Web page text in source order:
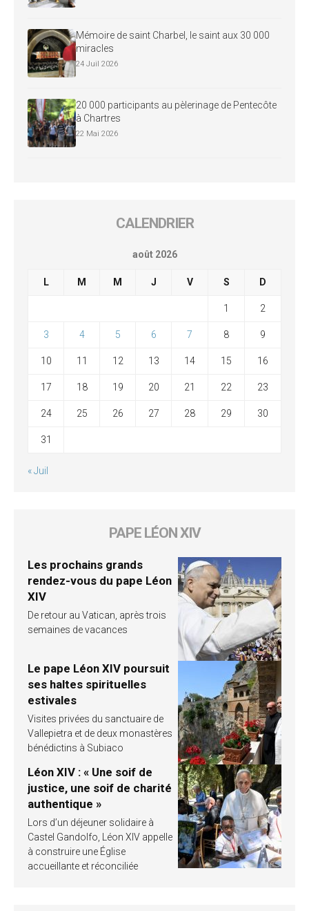
Mémoire de saint Charbel, le saint aux 30 000
miracles
24 Juil 2026
20 000 participants au pèlerinage de Pentecôte
à Chartres
22 Mai 2026
CALENDRIER
août 2026
L M M J V S D
1 2
3 4 5 6 7 8 9
10 11 12 13 14 15 16
17 18 19 20 21 22 23
24 25 26 27 28 29 30
31
« Juil
PAPE LÉON XIV
Les prochains grands
rendez-vous du pape Léon
XIV
De retour au Vatican, après trois
semaines de vacances
Le pape Léon XIV poursuit
ses haltes spirituelles
estivales
Visites privées du sanctuaire de
Vallepietra et de deux monastères
bénédictins à Subiaco
Léon XIV : « Une soif de
justice, une soif de charité
authentique »
Lors d’un déjeuner solidaire à
Castel Gandolfo, Léon XIV appelle
à construire une Église
accueillante et réconciliée